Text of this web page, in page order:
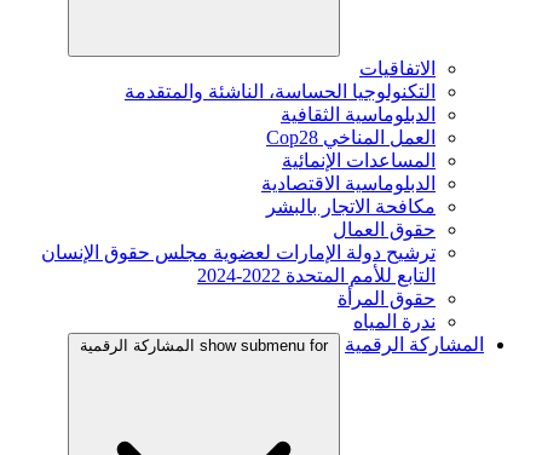
الاتفاقيات
التكنولوجيا الحساسة، الناشئة والمتقدمة
الدبلوماسية الثقافية
العمل المناخي Cop28
المساعدات الإنمائية
الدبلوماسية الاقتصادية
مكافحة الاتجار بالبشر
حقوق العمال
ترشيح دولة الإمارات لعضوية مجلس حقوق الإنسان
التابع للأمم المتحدة 2022-2024
حقوق المرأة
ندرة المياه
المشاركة الرقمية
show submenu for المشاركة الرقمية